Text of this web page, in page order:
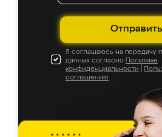
Отправить
Я соглашаюсь на передачу
данных согласно Политике
конфиденциальности
соглашению